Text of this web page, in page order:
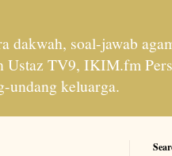
soal-jawab
Ustaz TV9, IKIM.fm
undang keluarga.